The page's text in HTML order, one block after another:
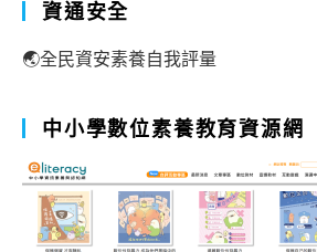
資通安全
🌏全民資安素養自我評量
中小學數位素養教育資源網